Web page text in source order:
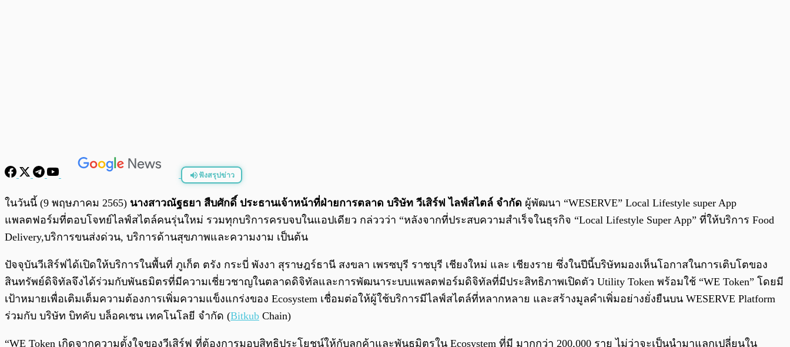
ฟังสรุปข่าว
พร้อมเล่น /
ในวันนี้ (9 พฤษภาคม 2565) นางสาวณัฐธยา สืบศักดิ์ ประธานเจ้าหน้าที่ฝ่ายการตลาด บริษัท วีเสิร์ฟ ไลฟ์สไตล์ จำกัด ผู้พัฒนา “WESERVE” Local Lifestyle super App
แพลตฟอร์มที่ตอบโจทย์ไลฟ์สไตล์คนรุ่นใหม่ รวมทุกบริการครบจบในแอปเดียว กล่ววว่า “หลังจากที่ประสบความสำเร็จในธุรกิจ “Local Lifestyle Super App” ที่ให้บริการ Food
Delivery,บริการขนส่งด่วน, บริการด้านสุขภาพและความงาม เป็นต้น
ปัจจุบันวีเสิร์ฟได้เปิดให้บริการในพื้นที่ ภูเก็ต ตรัง กระบี่ พังงา สุราษฎร์ธานี สงขลา เพรซบุรี ราชบุรี เชียงใหม่ และ เชียงราย ซึ่งในปีนี้บริษัทมองเห็นโอกาสในการเติบโตของ
สินทรัพย์ดิจิทัลจึงได้ร่วมกับพันธมิตรที่มีความเชี่ยวชาญในตลาดดิจิทัลและการพัฒนาระบบแพลตฟอร์มดิจิทัลที่มีประสิทธิภาพเปิดตัว Utility Token พร้อมใช้ “WE Token” โดยมี
เป้าหมายเพื่อเติมเต็มความต้องการเพิ่มความแข็งแกร่งของ Ecosystem เชื่อมต่อให้ผู้ใช้บริการมีไลฟ์สไตล์ที่หลากหลาย และสร้างมูลคำเพิ่มอย่างยั่งยืนบน WESERVE Platform
ร่วมกับ บริษัท บิทคับ บล็อคเชน เทคโนโลยี จำกัด (Bitkub Chain)
“WE Token เกิดจากความตั้งใจของวีเสิร์ฟ ที่ต้องการมอบสิทธิประโยชน์ให้กับลูกค้าและพันธมิตรใน Ecosystem ที่มี มากกว่า 200,000 ราย ไม่ว่าจะเป็นนำมาแลกเปลี่ยนใน